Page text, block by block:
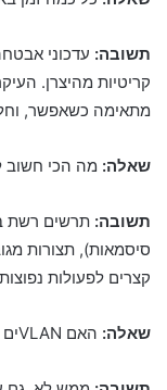
תשובה: עדכוני
קריטיות מהיצרן.
מתאימה כשאפשר,
שאלה: מה הכי חשוב
תשובה: תרשים רשת
סיסמאות), תצורות
קצרים לפעולות
שאלה: האם VLANים זה ״לארגונים גדולים בלבד״?